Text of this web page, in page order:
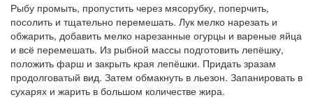
Рыбу промыть, пропустить через мясорубку, поперчить,
посолить и тщательно перемешать. Лук мелко нарезать и
обжарить, добавить мелко нарезанные огурцы и вареные яйца
и всё перемешать. Из рыбной массы подготовить лепёшку,
положить фарш и закрыть края лепёшки. Придать зразам
продолговатый вид. Затем обмакнуть в льезон. Запанировать в
сухарях и жарить в большом количестве жира.